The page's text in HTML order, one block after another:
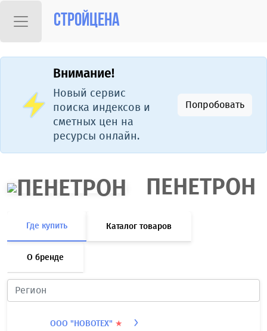
Стройцена
Внимание!
Новый сервис
поиска индексов и
сметных цен на
ресурсы онлайн.
Попробовать
ПЕНЕТРОН
Где купить Каталог товаров
О бренде
ООО "НОВОТЕХ" ★